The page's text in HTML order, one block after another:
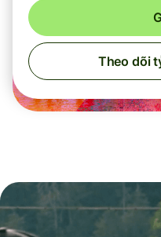
Theo dõi